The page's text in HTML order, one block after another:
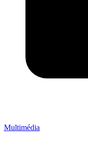
Multimédia